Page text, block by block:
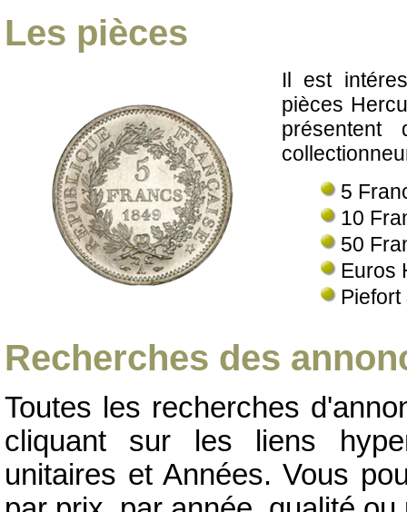
Les pièces
Il est
pièces
5
10
50
Euros
Recherches des
Toutes les recherches
cliquant sur les liens
unitaires et Années. Vous